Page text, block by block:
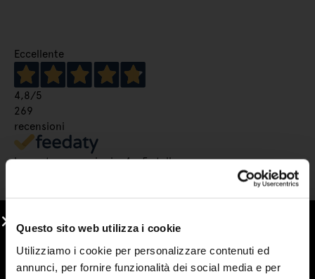
Questo sito web utilizza i cookie
Utilizziamo i cookie per personalizzare contenuti ed
annunci, per fornire funzionalità dei social media e per
Eccellente
4,8/5
269
recensioni
Le nostre recensioni a 4 e 5 stelle.
Adoro le vostre marmellate !buonissime !!mela e cannella
la mia preferita in assoluto,ma anche le creme sono